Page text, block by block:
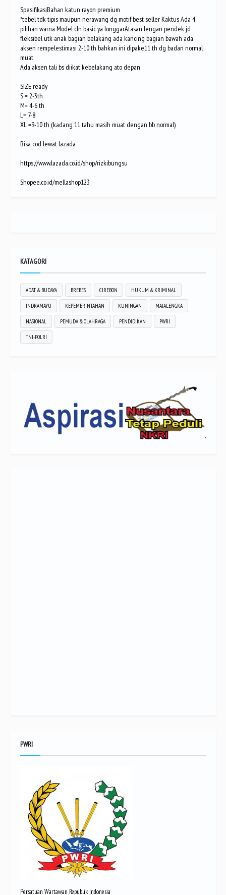
SpesifikasiBahan katun rayon premium
*tebel tdk tipis maupun nerawang dg motif best seller Kaktus Ada 4
pilihan warna Model cln basic ya longgarAtasan lengan pendek jd
fleksibel utk anak bagian belakang ada kancing bagian bawah ada
aksen rempelestimasi 2-10 th bahkan ini dipake11 th dg badan normal
muat
Ada aksen tali bs diikat kebelakang ato depan
SIZE ready
S = 2-3th
M= 4-6 th
L= 7-8
XL =9-10 th (kadang 11 tahu masih muat dengan bb normal)
Bisa cod lewat lazada
https://www.lazada.co.id/shop/rizkibungsu
Shopee.co.id/mellashop123
KATAGORI
ADAT & BUDAYA BREBES CIREBON HUKUM & KRIMINAL
INDRAMAYU KEPEMERINTAHAN KUNINGAN MAJALENGKA
NASIONAL PEMUDA & OLAHRAGA PENDIDIKAN PWRI
TNI-POLRI
PWRI
Persatuan Wartawan Republik Indonesia